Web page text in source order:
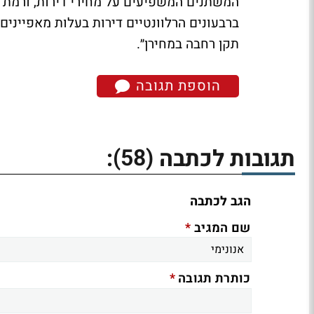
ברבעונים הרלוונטיים דירות בעלות
תקן רחבה במחירן״.
הוספת תגובה
תגובות לכתבה (58)
:
הגב לכתבה
שם המגיב*
כותרת תגובה*